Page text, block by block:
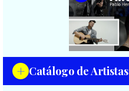
🟡 Naldo - ¨Relación rota¨ 📺
Videoclip - 🎬 Director: Visual
EME
+ Catálogo de Artistas